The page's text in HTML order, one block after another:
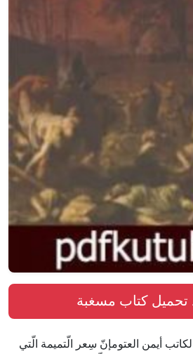
تحميل كتاب مسغبة pdf الكاتب أيمن العتومإنّ سِعر الّتميمة الّتي